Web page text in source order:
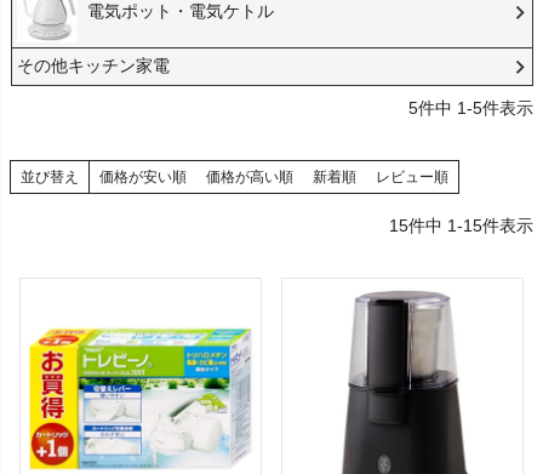
電気ポット・電気ケトル
その他キッチン家電
5件中 1-5件表示
並び替え 価格が安い順 価格が高い順 新着順 レビュー順
15件中 1-15件表示